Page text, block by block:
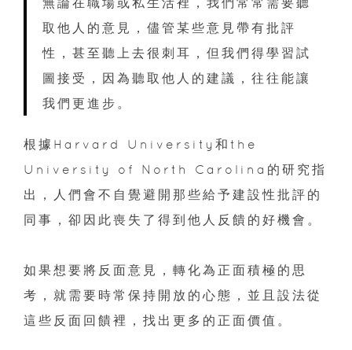
取他人的意見，儘管某些意見帶有批評
性，甚至聽上去很刺耳，但我們得學習試
圖接受，因為聽取他人的建議，往往能讓
我們更進步。
根據Harvard University和the
University of North Carolina的研究指
出，人們會不自覺避開那些給予建設性批評的
同事，卻因此喪失了得到他人反饋的好機會。
如果想要將反面意見，轉化為正面積極的思
考，就需要時常保持開放的心態，並且設法從
這些反面回饋裡，找出更多的正面價值。